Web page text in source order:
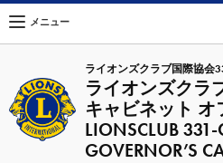
ライオンズクラブ国際協会
ライオンズクラ
キャビネット オ
LIONSCLUB 331-
GOVERNOR’S
メニュー